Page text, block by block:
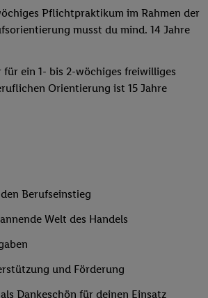
Pflichtpraktikum im Rahmen der
musst du mind. 14 Jahre
ein 1- bis 2-wöchiges freiwilliges
Orientierung ist 15 Jahre
Berufseinstieg
Welt des Handels
und Förderung
Dankeschön für deinen Einsatz